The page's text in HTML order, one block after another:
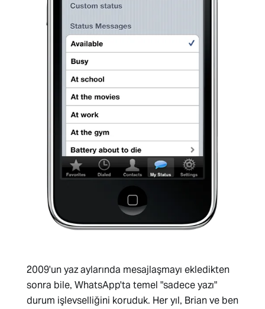
2009'un yaz aylarında mesajlaşmayı ekledikten
sonra bile, WhatsApp'ta temel "sadece yazı"
durum işlevselliğini koruduk. Her yıl, Brian ve ben